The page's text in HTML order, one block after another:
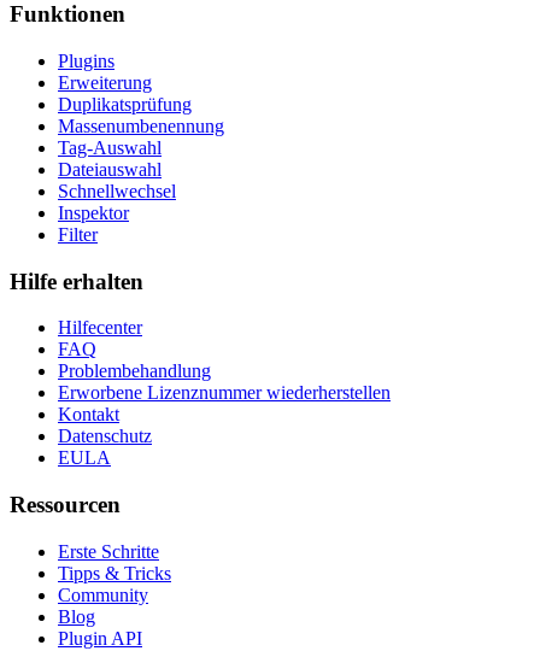
Funktionen
Plugins
Erweiterung
Duplikatsprüfung
Massenumbenennung
Tag-Auswahl
Dateiauswahl
Schnellwechsel
Inspektor
Filter
Hilfe erhalten
Hilfecenter
FAQ
Problembehandlung
Erworbene Lizenznummer wiederherstellen
Kontakt
Datenschutz
EULA
Ressourcen
Erste Schritte
Tipps & Tricks
Community
Blog
Plugin API